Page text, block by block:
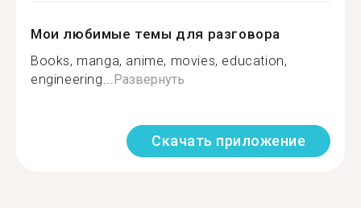
Мои любимые темы для разговора
Books, manga, anime, movies, education,
engineering... Развернуть
Скачать приложение